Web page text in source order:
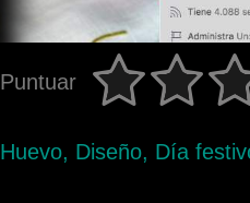
Puntuar
Huevo, Diseño, Día